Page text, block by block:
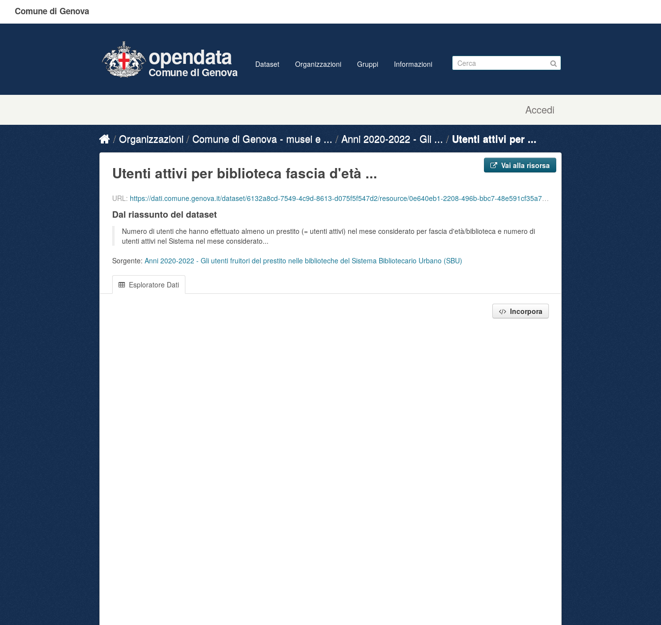
Comune di Genova
Accedi
opendata
Comune di Genova
Dataset Organizzazioni Gruppi Informazioni
Organizzazioni Comune di Genova - musei e ... Anni 2020-2022 - Gli ... Utenti attivi per ...
Vai alla risorsa
Utenti attivi per biblioteca fascia d'età ...
URL: https://dati.comune.genova.it/dataset/6132a8cd-7549-4c9d-8613-d075f5f547d2/resource/0e640eb1-2208-496b-bbc7-48e591cf35a7/download/ute_attivi_fet_85_120_bib_sbu_01_202210.csv
Dal riassunto del dataset
Numero di utenti che hanno effettuato almeno un prestito (= utenti attivi) nel mese considerato per fascia d'età/biblioteca e numero di
utenti attivi nel Sistema nel mese considerato...
Sorgente: Anni 2020-2022 - Gli utenti fruitori del prestito nelle biblioteche del Sistema Bibliotecario Urbano (SBU)
Esploratore Dati
Incorpora